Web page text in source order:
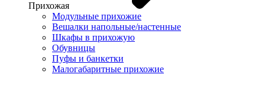
Прихожая
Модульные прихожие
Вешалки напольные/настенные
Шкафы в прихожую
Обувницы
Пуфы и банкетки
Малогабаритные прихожие